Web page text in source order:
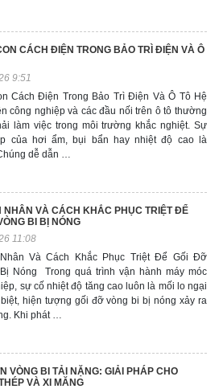
CÁCH ĐIỆN TRONG BẢO TRÌ ĐIỆN VÀ Ô
9:51
Cách Điện Trong Bảo Trì Điện Và Ô Tô Hệ
công nghiệp và các đầu nối trên ô tô thường
làm việc trong môi trường khắc nghiệt. Sự
của hơi ẩm, bụi bẩn hay nhiệt độ cao là
dễ dẫn …
NHÂN VÀ CÁCH KHẮC PHỤC TRIỆT ĐỂ
BI BỊ NÓNG
11:08
Nhân Và Cách Khắc Phục Triệt Để Gối Đỡ
Nóng Trong quá trình vận hành máy móc
sự cố nhiệt độ tăng cao luôn là mối lo ngại
hiện tượng gối đỡ vòng bi bị nóng xảy ra
Khi phát …
VÒNG BI TẢI NẶNG: GIẢI PHÁP CHO
VÀ XI MĂNG